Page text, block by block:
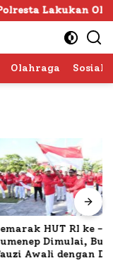
Olah TKP
Olahraga Sosial
HUT RI ke -81 di
Dimulai, Bupati
dengan Doa